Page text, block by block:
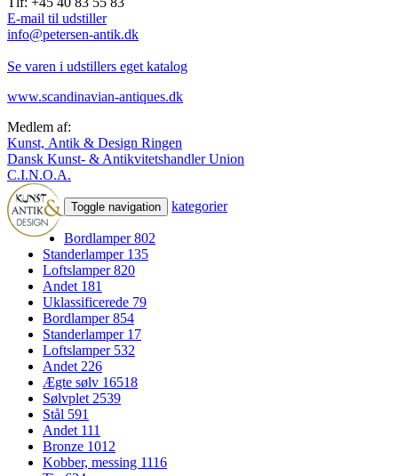
E-mail til udstiller
info@petersen-antik.dk
Se varen i udstillers eget katalog
www.scandinavian-antiques.dk
Medlem af:
Kunst, Antik & Design Ringen
Dansk Kunst- & Antikvitetshandler Union
C.I.N.O.A.
Toggle navigation kategorier
Bordlamper802
Standerlamper 135
Loftslamper820
Andet 181
Uklassificerede 79
Bordlamper854
Standerlamper 17
Loftslamper 532
Andet226
Ægte sølv 16518
Sølvplet2539
Stål 591
Andet 111
Bronze 1012
Kobber, messing 1116